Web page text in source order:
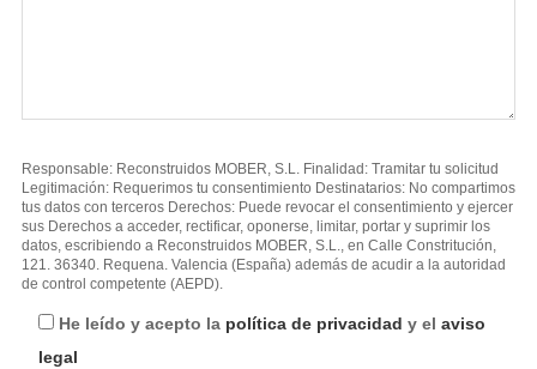
Responsable: Reconstruidos MOBER, S.L. Finalidad: Tramitar tu solicitud
Legitimación: Requerimos tu consentimiento Destinatarios: No compartimos
tus datos con terceros Derechos: Puede revocar el consentimiento y ejercer
sus Derechos a acceder, rectificar, oponerse, limitar, portar y suprimir los
datos, escribiendo a Reconstruidos MOBER, S.L., en Calle Constritución,
121. 36340. Requena. Valencia (España) además de acudir a la autoridad
de control competente (AEPD).
He leído y acepto la política de privacidad y el aviso
legal